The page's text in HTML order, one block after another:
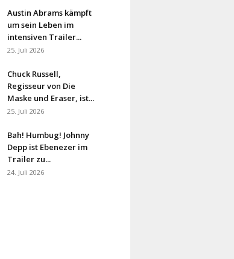
Austin Abrams kämpft
um sein Leben im
intensiven Trailer...
25. Juli 2026
Chuck Russell,
Regisseur von Die
Maske und Eraser, ist...
25. Juli 2026
Bah! Humbug! Johnny
Depp ist Ebenezer im
Trailer zu...
24. Juli 2026